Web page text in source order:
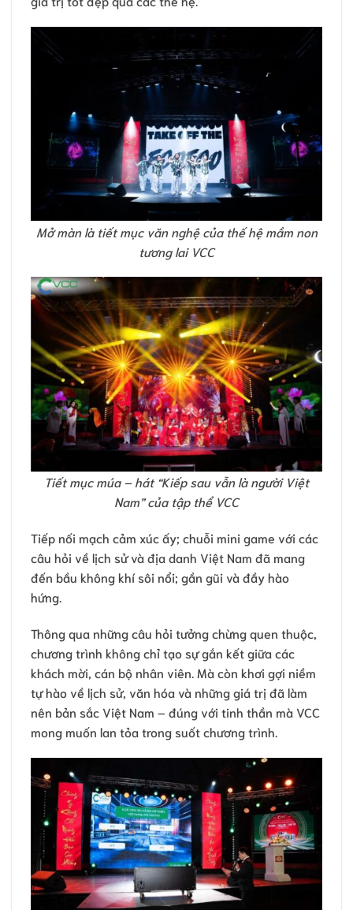
Mở màn là tiết mục văn nghệ của thế hệ mầm non
tương lai VCC
Tiết mục múa – hát “Kiếp sau vẫn là người Việt
Nam” của tập thể VCC
Tiếp nối mạch cảm xúc ấy; chuỗi mini game với các
câu hỏi về lịch sử và địa danh Việt Nam đã mang
đến bầu không khí sôi nổi; gần gũi và đầy hào
hứng.
Thông qua những câu hỏi tưởng chừng quen thuộc,
chương trình không chỉ tạo sự gắn kết giữa các
khách mời, cán bộ nhân viên. Mà còn khơi gợi niềm
tự hào về lịch sử, văn hóa và những giá trị đã làm
nên bản sắc Việt Nam – đúng với tinh thần mà VCC
mong muốn lan tỏa trong suốt chương trình.